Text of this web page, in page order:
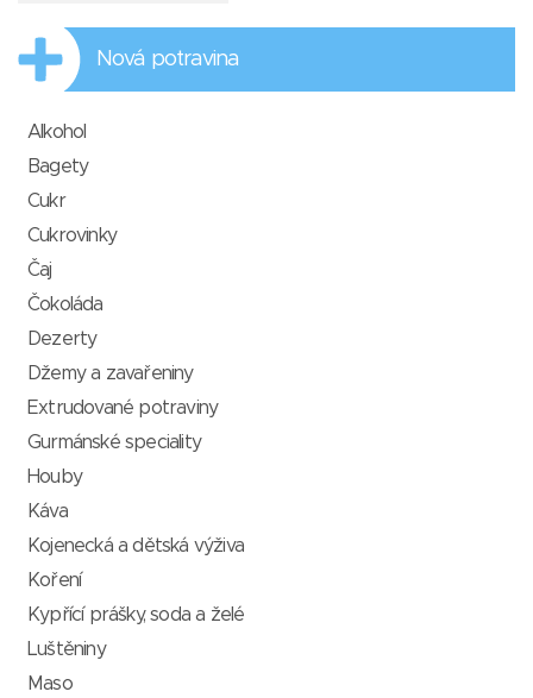
Nová potravina
Alkohol
Bagety
Cukr
Cukrovinky
Čaj
Čokoláda
Dezerty
Džemy a zavařeniny
Extrudované potraviny
Gurmánské speciality
Houby
Káva
Kojenecká a dětská výživa
Koření
Kypřící prášky, soda a želé
Luštěniny
Maso